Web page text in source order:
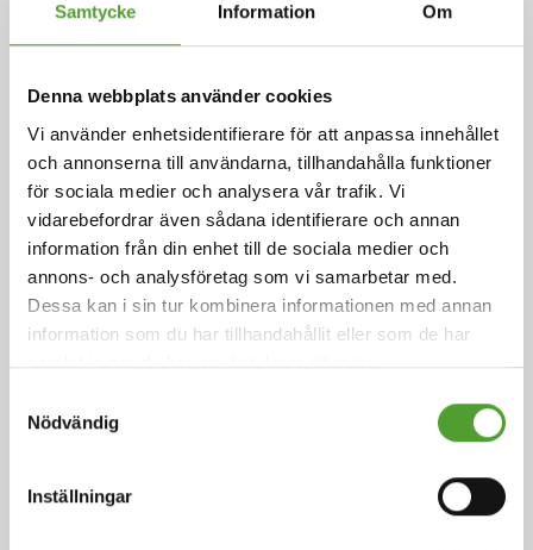
Samtycke Information Om
Denna webbplats använder cookies
Vi använder enhetsidentifierare för att anpassa innehållet
och annonserna till användarna, tillhandahålla funktioner
för sociala medier och analysera vår trafik. Vi
vidarebefordrar även sådana identifierare och annan
information från din enhet till de sociala medier och
annons- och analysföretag som vi samarbetar med.
Dessa kan i sin tur kombinera informationen med annan
information som du har tillhandahållit eller som de har
samlat in när du har använt deras tjänster.
Nödvändig
Inställningar
Adam Cederwall Baidori utsedd till
Business Unit Director, Scandinavia
på Algol Chemicals
18.5.2026
Juha Hietalahti utsedd till interim
VP of Procurement på Algol
Chemicals
Algol Chemicals får betyget Silver